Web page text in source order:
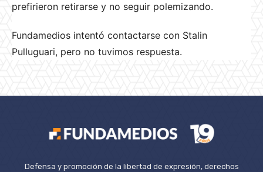
prefirieron retirarse y no seguir polemizando.
Fundamedios intentó contactarse con Stalin
Pulluguari, pero no tuvimos respuesta.
Defensa y promoción de la libertad de expresión, derechos